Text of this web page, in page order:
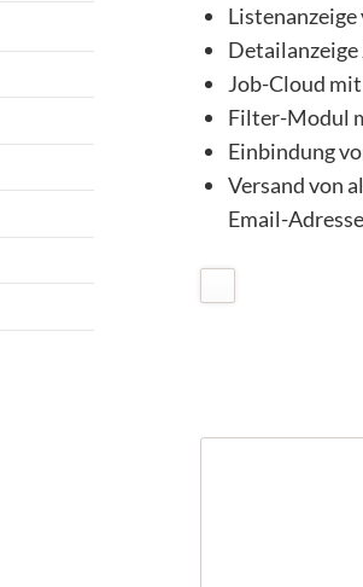
Job-Cloud
Filter-Modul
Einbindung
Versand von
Email-